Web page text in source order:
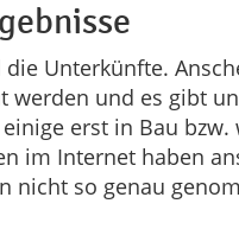
Unterkünfte.
werden und es gibt
erst in Bau
im Internet haben
nicht so genau